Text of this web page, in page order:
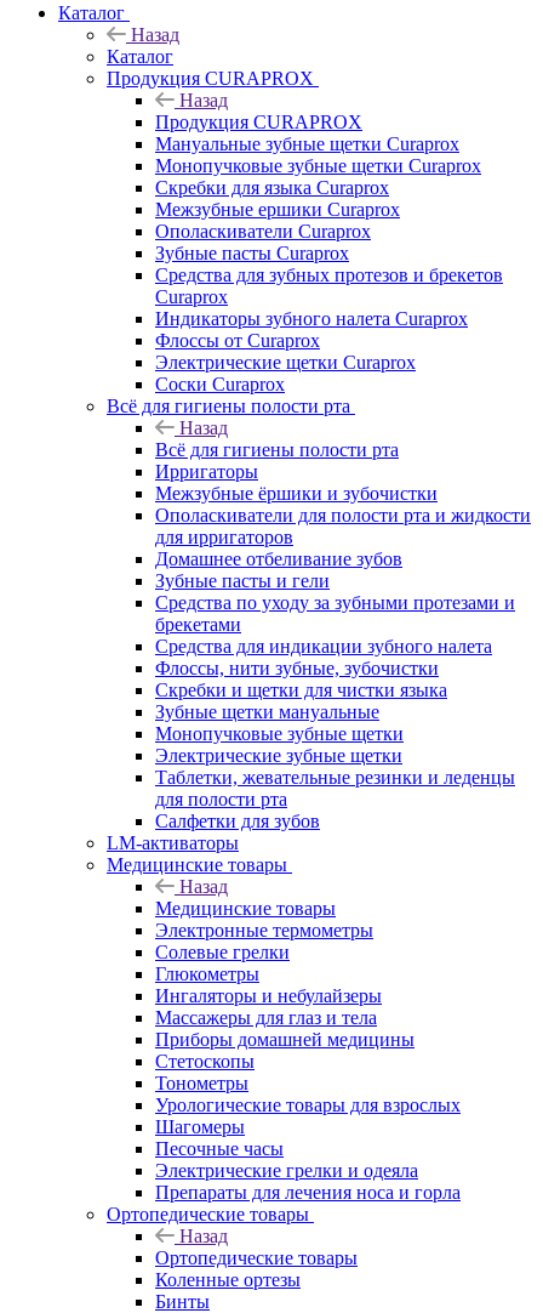
Каталог
Назад
Каталог
Продукция CURAPROX
Назад
Продукция CURAPROX
Мануальные зубные щетки Curaprox
Монопучковые зубные щетки Curaprox
Скребки для языка Curaprox
Межзубные ершики Curaprox
Ополаскиватели Curaprox
Зубные пасты Curaprox
Средства для зубных протезов и брекетов
Curaprox
Индикаторы зубного налета Curaprox
Флоссы от Curaprox
Электрические щетки Curaprox
Соски Curaprox
Всё для гигиены полости рта
Назад
Всё для гигиены полости рта
Ирригаторы
Межзубные ёршики и зубочистки
Ополаскиватели для полости рта и жидкости
для ирригаторов
Домашнее отбеливание зубов
Зубные пасты и гели
Средства по уходу за зубными протезами и
брекетами
Средства для индикации зубного налета
Флоссы, нити зубные, зубочистки
Скребки и щетки для чистки языка
Зубные щетки мануальные
Монопучковые зубные щетки
Электрические зубные щетки
Таблетки, жевательные резинки и леденцы
для полости рта
Салфетки для зубов
LM-активаторы
Медицинские товары
Назад
Медицинские товары
Электронные термометры
Cолевые грелки
Глюкометры
Ингаляторы и небулайзеры
Массажеры для глаз и тела
Приборы домашней медицины
Стетоскопы
Тонометры
Урологические товары для взрослых
Шагомеры
Песочные часы
Электрические грелки и одеяла
Препараты для лечения носа и горла
Ортопедические товары
Назад
Ортопедические товары
Коленные ортезы
Бинты